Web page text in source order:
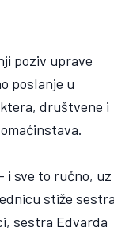
poziv uprave
poslanje u
društvene i
i sve to ručno, uz
stiže
sestra Edvarda